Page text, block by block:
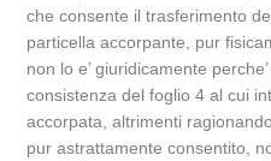
che consente il trasferimento
particella accorpante, pur
non lo e’ giuridicamente
consistenza del foglio 4 al cui
accorpata, altrimenti
pur astrattamente consentito,